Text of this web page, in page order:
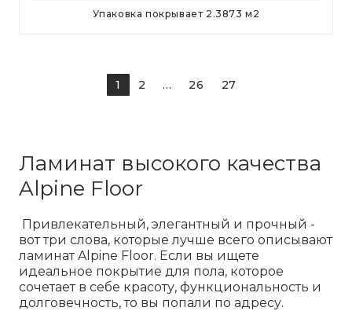
Упаковка покрывает 2.3873 м 2
1 2 ... 26 27
Ламинат высокого качества
Alpine Floor
Привлекательный, элегантный и прочный -
вот три слова, которые лучше всего описывают
ламинат Alpine Floor. Если вы ищете
идеальное покрытие для пола, которое
сочетает в себе красоту, функциональность и
долговечность, то вы попали по адресу.